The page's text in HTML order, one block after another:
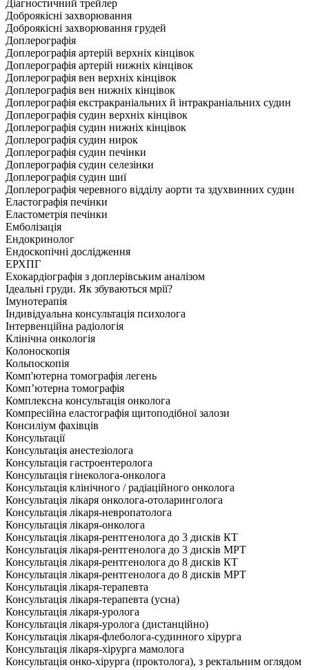
Діагностичний трейлер
Доброякісні захворювання
Доброякісні захворювання грудей
Доплерографія
Доплерографія артерій верхніх кінцівок
Доплерографія артерій нижніх кінцівок
Доплерографія вен верхніх кінцівок
Доплерографія вен нижніх кінцівок
Доплерографія екстракраніальних й інтракраніальних судин
Доплерографія судин верхніх кінцівок
Доплерографія судин нижніх кінцівок
Доплерографія судин нирок
Доплерографія судин печінки
Доплерографія судин селезінки
Доплерографія судин шиї
Доплерографія черевного відділу аорти та здухвинних судин
Еластографія печінки
Еластометрія печінки
Емболізація
Ендокринолог
Ендоскопічні дослідження
ЕРХПГ
Ехокардіографія з доплерівським аналізом
Ідеальні груди. Як збуваються мрії?
Імунотерапія
Індивідуальна консультація психолога
Інтервенційна радіологія
Клінічна онкологія
Колоноскопія
Кольпоскопія
Комп'ютерна томографія легень
Комп’ютерна томографія
Комплексна консультація онколога
Компресійна еластографія щитоподібної залози
Консиліум фахівців
Консультації
Консультація анестезіолога
Консультація гастроентеролога
Консультація гінеколога-онколога
Консультація клінічного / радіаційного онколога
Консультація лікаря онколога-отоларинголога
Консультація лікаря-невропатолога
Консультація лікаря-онколога
Консультація лікаря-рентгенолога до 3 дисків КТ
Консультація лікаря-рентгенолога до 3 дисків МРТ
Консультація лікаря-рентгенолога до 8 дисків КТ
Консультація лікаря-рентгенолога до 8 дисків МРТ
Консультація лікаря-терапевта
Консультація лікаря-терапевта (усна)
Консультація лікаря-уролога
Консультація лікаря-уролога (дистанційно)
Консультація лікаря-флеболога-судинного хірурга
Консультація лікаря-хірурга мамолога
Консультація онко-хірурга (проктолога), з ректальним оглядом